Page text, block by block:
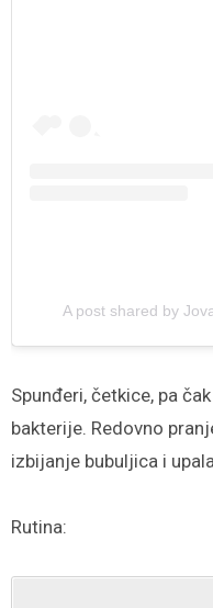
A post shared by
Spunđeri, četkice, pa
bakterije. Redovno
izbijanje bubuljica i
Rutina: